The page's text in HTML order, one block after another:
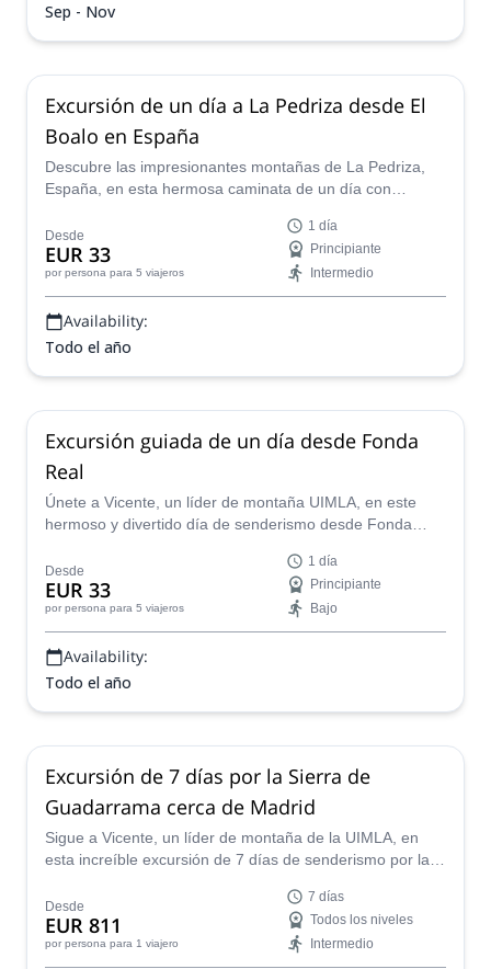
Sep - Nov
Excursión de un día a La Pedriza desde El
Boalo en España
Descubre las impresionantes montañas de La Pedriza,
España, en esta hermosa caminata de un día con
Desde
EUR 33
por persona para 5 viajeros
1 día
Principiante
Intermedio
Availability:
Todo el año
Excursión guiada de un día desde Fonda
Real
Únete a Vicente, un líder de montaña UIMLA, en este
hermoso y divertido día de senderismo desde Fonda
Guadarrama, España.
Desde
EUR 33
por persona para 5 viajeros
1 día
Principiante
Bajo
Availability:
Todo el año
Excursión de 7 días por la Sierra de
Guadarrama cerca de Madrid
Sigue a Vicente, un líder de montaña de la UIMLA, en
esta increíble excursión de 7 días de senderismo por la
Desde
EUR 811
por persona para 1 viajero
7 días
Todos los niveles
Intermedio